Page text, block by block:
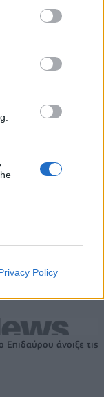
Policy
313 εκατ. ευρώ
και Novibet
τους μέχρι το
σειρά δεικτών
άνοιξε τις